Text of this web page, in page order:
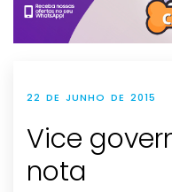
22 DE JUNHO DE 2015
Vice
nota